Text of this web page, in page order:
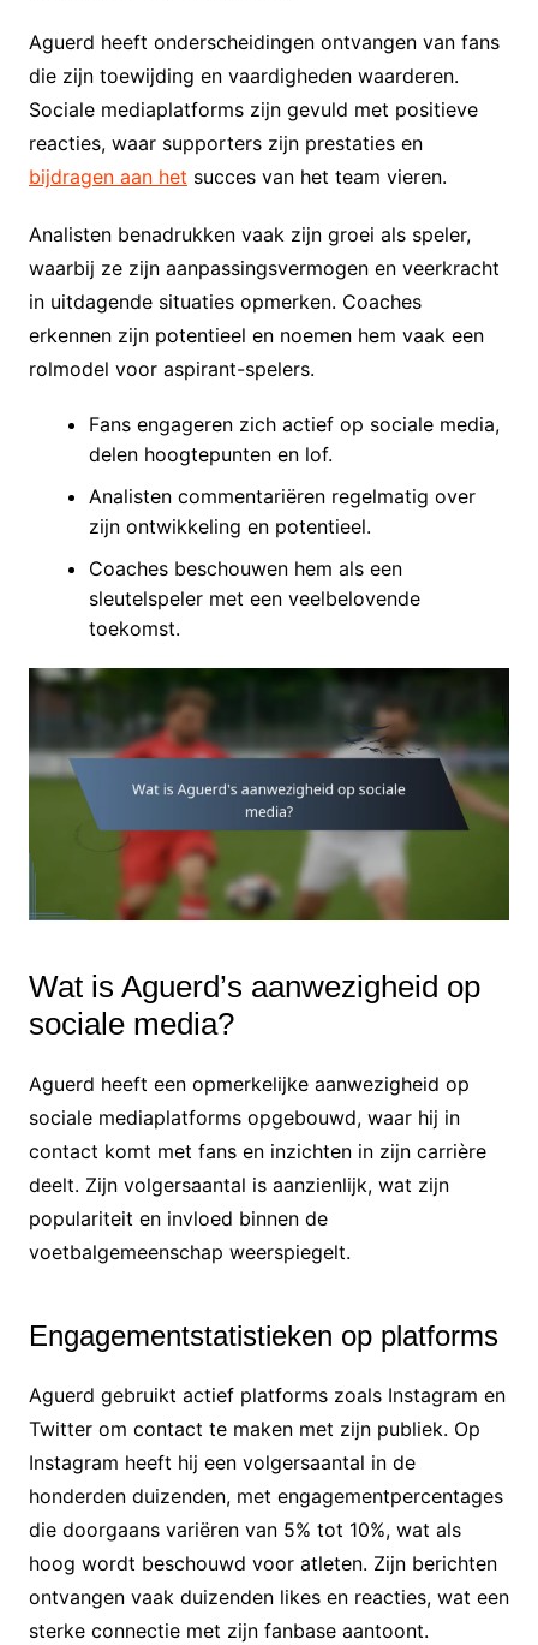
Aguerd heeft onderscheidingen ontvangen van fans
die zijn toewijding en vaardigheden waarderen.
Sociale mediaplatforms zijn gevuld met positieve
reacties, waar supporters zijn prestaties en
bijdragen aan het succes van het team vieren.
Analisten benadrukken vaak zijn groei als speler,
waarbij ze zijn aanpassingsvermogen en veerkracht
in uitdagende situaties opmerken. Coaches
erkennen zijn potentieel en noemen hem vaak een
rolmodel voor aspirant-spelers.
Fans engageren zich actief op sociale media,
delen hoogtepunten en lof.
Analisten commentariëren regelmatig over
zijn ontwikkeling en potentieel.
Coaches beschouwen hem als een
sleutelspeler met een veelbelovende
toekomst.
Wat is Aguerd’s aanwezigheid op
sociale media?
Aguerd heeft een opmerkelijke aanwezigheid op
sociale mediaplatforms opgebouwd, waar hij in
contact komt met fans en inzichten in zijn carrière
deelt. Zijn volgersaantal is aanzienlijk, wat zijn
populariteit en invloed binnen de
voetbalgemeenschap weerspiegelt.
Engagementstatistieken op platforms
Aguerd gebruikt actief platforms zoals Instagram en
Twitter om contact te maken met zijn publiek. Op
Instagram heeft hij een volgersaantal in de
honderden duizenden, met engagementpercentages
die doorgaans variëren van 5% tot 10%, wat als
hoog wordt beschouwd voor atleten. Zijn berichten
ontvangen vaak duizenden likes en reacties, wat een
sterke connectie met zijn fanbase aantoont.